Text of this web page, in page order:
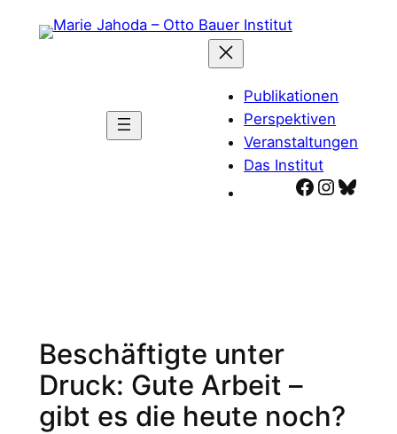
Inhalt
Publikationen
Perspektiven
Veranstaltungen
Das Institut
Facebook
Beschäftigte unter
Druck: Gute Arbeit –
gibt es die heute noch?